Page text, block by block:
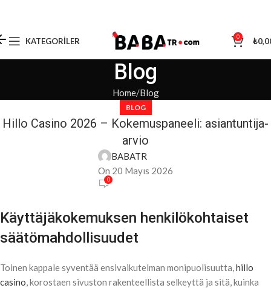
KATEGORILER 0 ₺
Blog
Home Blog
BLOG
Hillo Casino 2026 – Kokemuspaneeli: asiantuntija-
arvio
BABATR
On 20 Mayıs 2026
0
Käyttäjäkokemuksen henkilökohtaiset
säätömahdollisuudet
Toinen kappale syventää ensivaikutelman monipuolisuutta,hillo
casino, korostaen sivuston rakenteellista selkeyttä ja sitä, kuinka